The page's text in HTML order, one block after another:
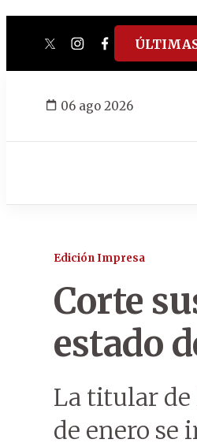
twitterinstagram
facebook
tiktok
06 ago 2026
Edición Impresa
Corte
estado
La titular de
de enero se